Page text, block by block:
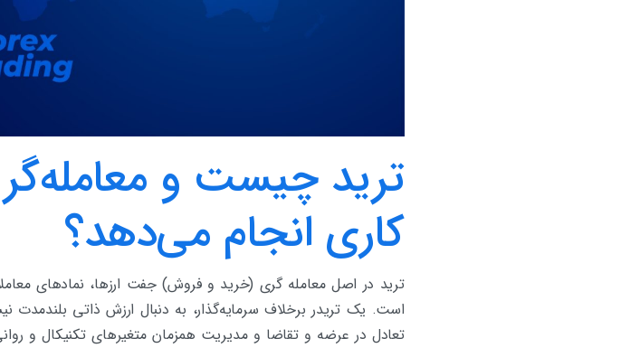
کاری انجام می‌دهد؟
ترید در اصل معامله گری (خرید و فروش) جفت ارزها، نمادهای
است. یک تریدر برخلاف سرمایه‌گذار، به دنبال ارزش ذاتی
تعادل در عرضه و تقاضا و مدیریت همزمان متغیرهای تکنیکال و